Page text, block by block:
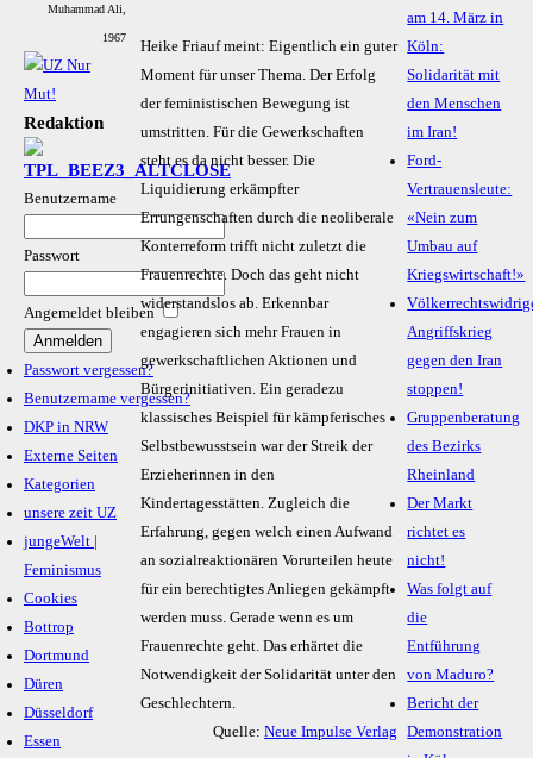
Muhammad Ali,
1967
Redaktion
Benutzername
Passwort
Angemeldet bleiben
Passwort vergessen?
Benutzername vergessen?
DKP in NRW
Externe Seiten
Kategorien
unsere zeit UZ
jungeWelt |
Feminismus
Cookies
Bottrop
Dortmund
Düren
Düsseldorf
Essen
Heike Friauf meint: Eigentlich ein guter
Moment für unser Thema. Der Erfolg
der feministischen Bewegung ist
umstritten. Für die Gewerkschaften
steht es da nicht besser. Die
Liquidierung erkämpfter
Errungenschaften durch die neoliberale
Konterreform trifft nicht zuletzt die
Frauenrechte. Doch das geht nicht
widerstandslos ab. Erkennbar
engagieren sich mehr Frauen in
gewerkschaftlichen Aktionen und
Bürgerinitiativen. Ein geradezu
klassisches Beispiel für kämpferisches
Selbstbewusstsein war der Streik der
Erzieherinnen in den
Kindertagesstätten. Zugleich die
Erfahrung, gegen welch einen Aufwand
an sozialreaktionären Vorurteilen heute
für ein berechtigtes Anliegen gekämpft
werden muss. Gerade wenn es um
Frauenrechte geht. Das erhärtet die
Notwendigkeit der Solidarität unter den
Geschlechtern.
Quelle:Neue Impulse Verlag
am 14. März in
Köln:
Solidarität mit
den Menschen
im Iran!
Ford-
Vertrauensleute:
«Nein zum
Umbau auf
Kriegswirtschaft!»
Angriffskrieg
gegen den Iran
stoppen!
Gruppenberatung
des Bezirks
Rheinland
Der Markt
richtet es
nicht!
Was folgt auf
die
Entführung
von Maduro?
Bericht der
Demonstration